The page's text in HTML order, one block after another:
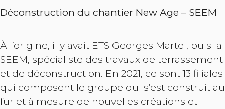
Déconstruction du chantier New Age – SEEM
À l’origine, il y avait ETS Georges Martel, puis la
SEEM, spécialiste des travaux de terrassement
et de déconstruction. En 2021, ce sont 13 filiales
qui composent le groupe qui s’est construit au
fur et à mesure de nouvelles créations et